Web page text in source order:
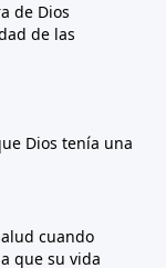
de Dios
de las
Dios tenía una
cuando
que su vida